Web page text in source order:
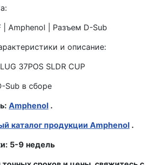
| Amphenol | Разъем D-Sub
и описание:
37POS SLDR CUP
Sub в сборе
Amphenol .
каталог продукции Amphenol .
5-9 недель